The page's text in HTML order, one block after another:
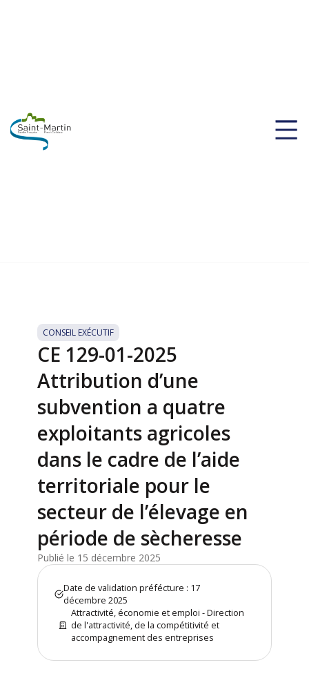
CONSEIL EXÉCUTIF
CE 129-01-2025
Attribution d’une
subvention a quatre
exploitants agricoles
dans le cadre de l’aide
territoriale pour le
secteur de l’élevage en
période de sècheresse
Publié le 15 décembre 2025
Date de validation préfécture : 17
décembre 2025
Attractivité, économie et emploi - Direction
de l'attractivité, de la compétitivité et
accompagnement des entreprises